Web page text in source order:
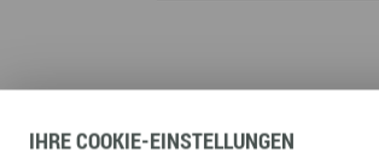
IHRECOOKIE-EINSTELLUNGEN